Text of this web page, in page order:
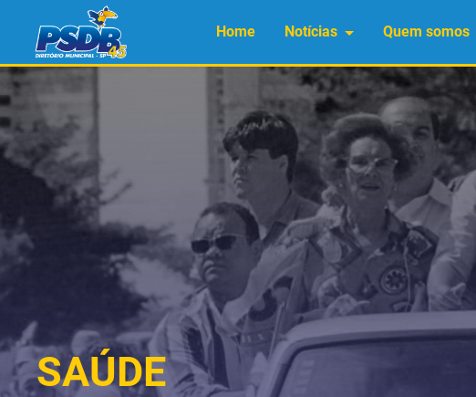
Home Notícias Quem somos
SAÚDE